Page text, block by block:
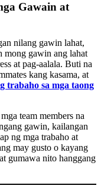
Gawain at
nilang gawin lahat,
mong gawin ang lahat
at pag-aalala. Buti na
kang kasama, at
trabaho sa mga taong
team members na
gawin, kailangan
ng mga trabaho at
may gusto o kayang
gumawa nito hanggang